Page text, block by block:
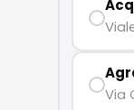
Via